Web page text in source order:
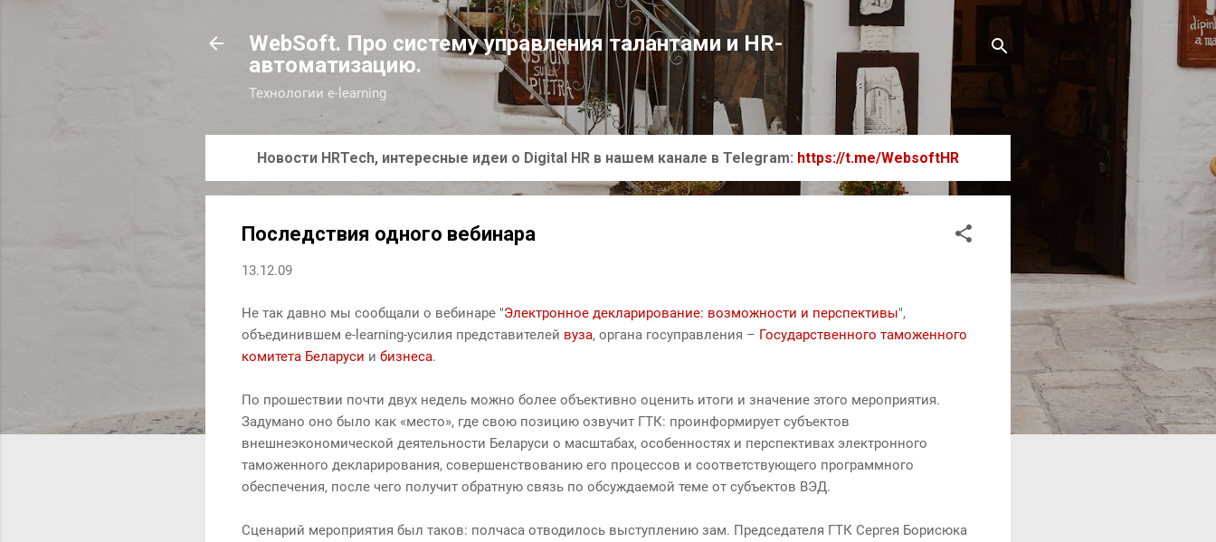
К основному контенту
WebSoft. Про систему управления талантами и HR-
автоматизацию.
Технологии e-learning
Новости HRTech, интересные идеи о Digital HR в нашем канале в Telegram: https://t.me/WebsoftHR
Последствия одного вебинара
13.12.09
Не так давно мы сообщали о вебинаре "Электронное декларирование: возможности и перспективы",
объединившем e-learning-усилия представителей вуза, органа госуправления – Государственного таможенного
комитета Беларуси и бизнеса.
По прошествии почти двух недель можно более объективно оценить итоги и значение этого мероприятия.
Задумано оно было как «место», где свою позицию озвучит ГТК: проинформирует субъектов
внешнеэкономической деятельности Беларуси о масштабах, особенностях и перспективах электронного
таможенного декларирования, совершенствованию его процессов и соответствующего программного
обеспечения, после чего получит обратную связь по обсуждаемой теме от субъектов ВЭД.
Сценарий мероприятия был таков: полчаса отводилось выступлению зам. Председателя ГТК Сергея Борисюка